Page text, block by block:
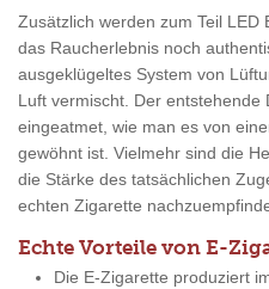
Zusätzlich werden zum Teil LED
das Raucherlebnis noch
ausgeklügeltes System von
Luft vermischt. Der entstehende
eingeatmet, wie man es von
gewöhnt ist. Vielmehr sind die
die Stärke des tatsächlichen
echten Zigarette
Echte Vorteile von E-
Die E-Zigarette produziert